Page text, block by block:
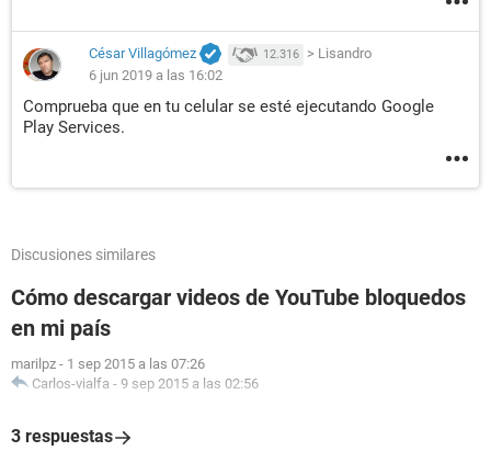
César Villagómez 12.316 > Lisandro
6 jun 2019 a las 16:02
Comprueba que en tu celular se esté ejecutando Google
Play Services.
Discusiones similares
Cómo descargar videos de YouTube bloquedos
en mi país
marilpz - 1 sep 2015 a las 07:26
Carlos-vialfa - 9 sep 2015 a las 02:56
3 respuestas